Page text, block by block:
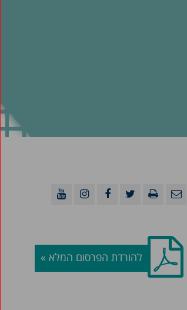
להורדת הפרסום המלא »